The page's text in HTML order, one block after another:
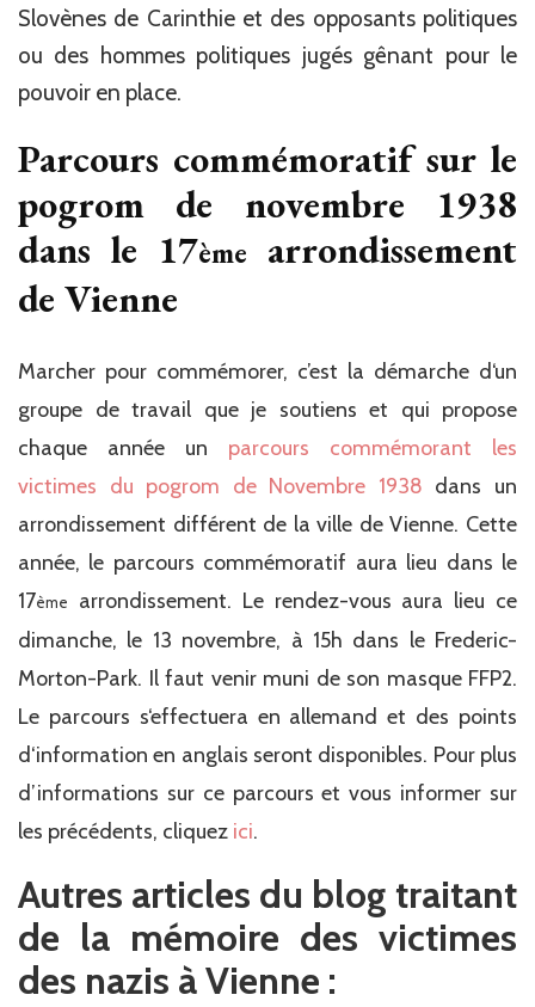
Slovènes de Carinthie et des opposants politiques
ou des hommes politiques jugés gênant pour le
pouvoir en place.
Parcours commémoratif sur le
pogrom de novembre 1938
dans le 17ème
arrondissement
de Vienne
Marcher pour commémorer, c’est la démarche d‘un
groupe de travail que je soutiens et qui propose
chaque année un parcours commémorant les
victimes du pogrom de Novembre 1938 dans un
arrondissement différent de la ville de Vienne. Cette
année, le parcours commémoratif aura lieu dans le
17ème
arrondissement. Le rendez-vous aura lieu ce
dimanche, le 13 novembre, à 15h dans le Frederic-
Morton-Park. Il faut venir muni de son masque FFP2.
Le parcours s‘effectuera en allemand et des points
d‘information en anglais seront disponibles. Pour plus
d’informations sur ce parcours et vous informer sur
les précédents, cliquez ici.
Autres articles du blog traitant
de la mémoire des victimes
des nazis à Vienne :